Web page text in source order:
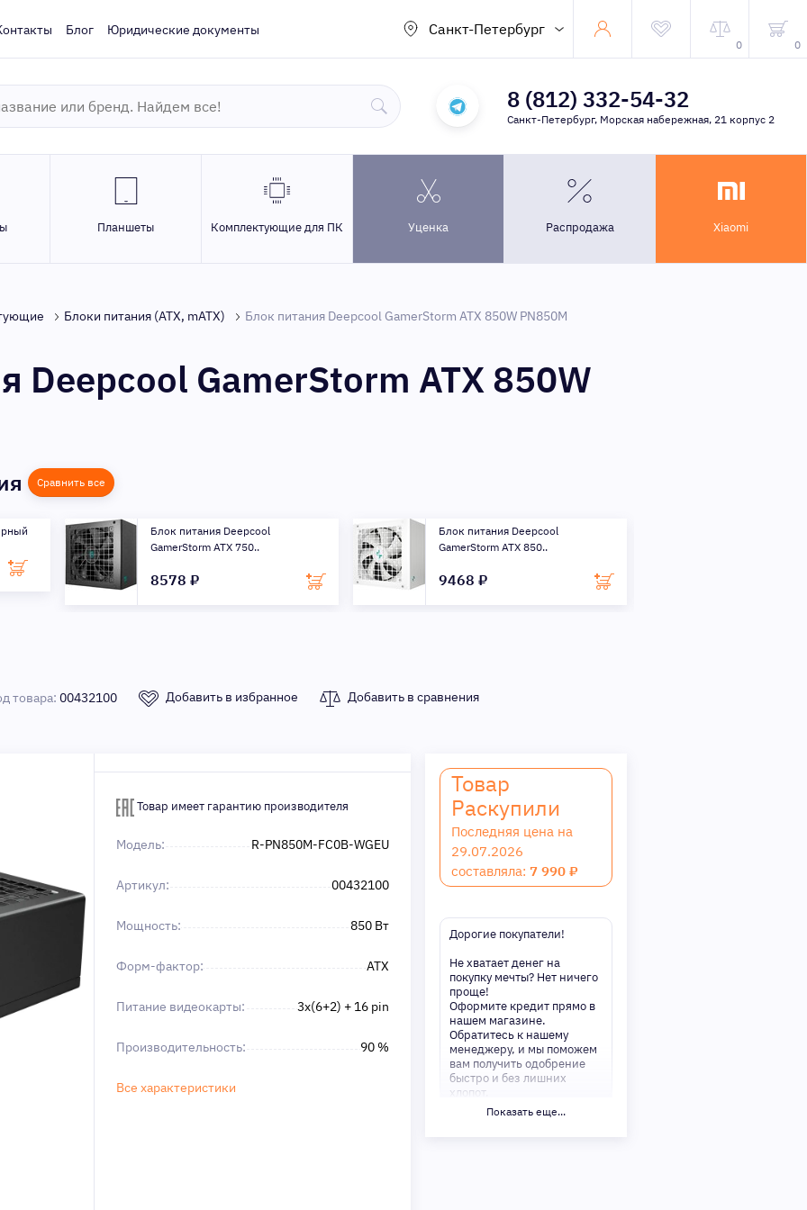
Блог Юридические документы Санкт-Петербург
0 0
8 (812) 332-54-32
Санкт-Петербург, Морская набережная, 21 корпус 2
Планшеты Комплектующие для ПК Уценка Распродажа Xiaomi
Блоки питания (ATX, mATX) Блок питания Deepcool GamerStorm ATX 850W PN850M
Deepcool GamerStorm ATX 850W
Сравнить все
Блок питания Deepcool
GamerStorm ATX 750..
8578 ₽
Блок питания Deepcool
GamerStorm ATX 850..
9468 ₽
товара: 00432100 Добавить в избранное Добавить в сравнения
Товар имеет гарантию производителя
Модель: R-PN850M-FC0B-WGEU
Артикул: 00432100
Мощность: 850 Вт
Форм-фактор: ATX
Питание видеокарты: 3х(6+2) + 16 pin
Производительность: 90 %
Все характеристики
Товар
Раскупили
Последняя цена на
29.07.2026
составляла: 7 990 ₽
Дорогие покупатели!
Не хватает денег на
покупку мечты? Нет ничего
проще!
Оформите кредит прямо в
нашем магазине.
Обратитесь к нашему
менеджеру, и мы поможем
вам получить одобрение
быстро и без лишних
хлопот.
Показать еще...